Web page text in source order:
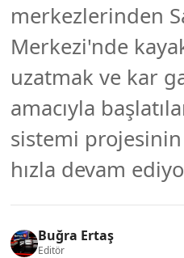
merkezlerinden
Merkezi'nde
uzatmak ve kar
amacıyla
sistemi projesinin
hızla devam
Buğra Ertaş
Editör